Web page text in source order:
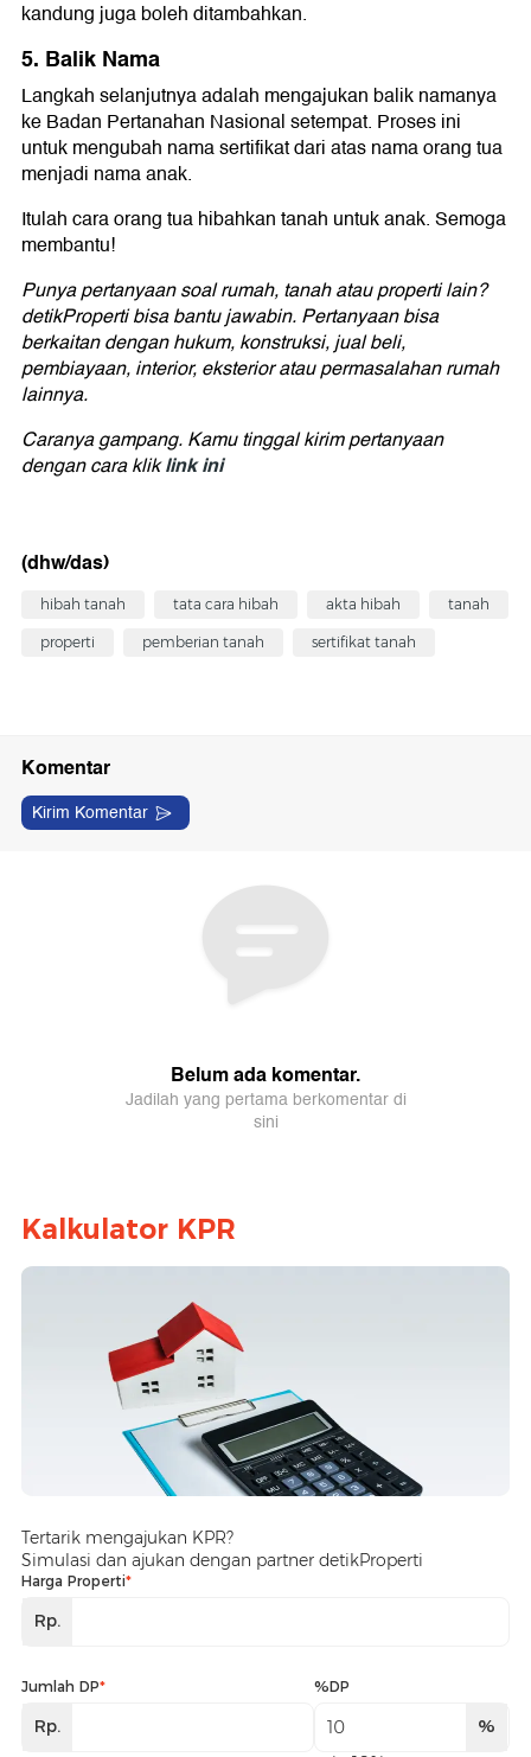
kandung juga boleh ditambahkan.
5. Balik Nama
Langkah selanjutnya adalah mengajukan balik namanya
ke Badan Pertanahan Nasional setempat. Proses ini
untuk mengubah nama sertifikat dari atas nama orang tua
menjadi nama anak.
Itulah cara orang tua hibahkan tanah untuk anak. Semoga
membantu!
Punya pertanyaan soal rumah, tanah atau properti lain?
detikProperti bisa bantu jawabin. Pertanyaan bisa
berkaitan dengan hukum, konstruksi, jual beli,
pembiayaan, interior, eksterior atau permasalahan rumah
lainnya.
Caranya gampang. Kamu tinggal kirim pertanyaan
dengan cara kliklink ini
(dhw/das)
hibah tanah tata cara hibah akta hibah tanah
properti pemberian tanah sertifikat tanah
Kalkulator KPR
Tertarik mengajukan KPR?
Simulasi dan ajukan dengan partner detikProperti
Harga Properti*
Rp.
Jumlah DP*
Rp.
%DP
%